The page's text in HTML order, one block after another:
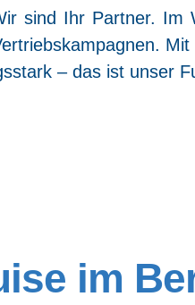
sind Ihr Part­ner.
– das ist unser
im